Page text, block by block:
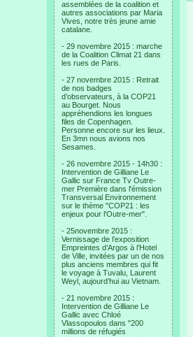
assemblées de la coalition et
autres associations par Maria
Vives, notre très jeune amie
catalane.
- 29 novembre 2015 : marche
de la Coalition Climat 21 dans
les rues de Paris.
- 27 novembre 2015 : Retrait
de nos badges
d’observateurs, à la COP21
au Bourget. Nous
appréhendions les longues
files de Copenhagen.
Personne encore sur les lieux.
En 3mn nous avions nos
Sesames.
- 26 novembre 2015 - 14h30 :
Intervention de Gilliane Le
Gallic sur France Tv Outre-
mer Première dans l'émission
Transversal Environnement
sur le thème "COP21 : les
enjeux pour l'Outre-mer".
- 25novembre 2015 :
Vernissage de l’exposition
Empreintes d’Argos à l’Hotel
de Ville, invitées par un de nos
plus anciens membres qui fit
le voyage à Tuvalu, Laurent
Weyl, aujourd’hui au Vietnam.
- 21 novembre 2015 :
Intervention de Gilliane Le
Gallic avec Chloé
Vlassopoulos dans "200
millions de réfugiés